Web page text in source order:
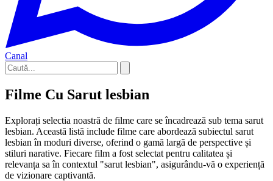
Canal
Filme Cu Sarut lesbian
Explorați selectia noastră de filme care se încadrează sub tema sarut
lesbian. Această listă include filme care abordează subiectul sarut
lesbian în moduri diverse, oferind o gamă largă de perspective și
stiluri narative. Fiecare film a fost selectat pentru calitatea și
relevanța sa în contextul "sarut lesbian", asigurându-vă o experiență
de vizionare captivantă.